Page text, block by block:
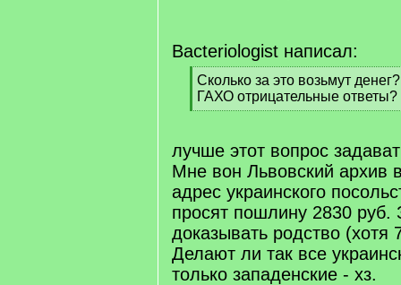
Bacteriologist написал:
[
q
]
Сколько за это возьмут
ГАХО отрицательные ответы?
[
q
]
лучше этот вопрос
Мне вон Львовский архив
адрес украинского
просят пошлину 2830 руб.
доказывать родство
Делают ли так все
только западенские - хз.